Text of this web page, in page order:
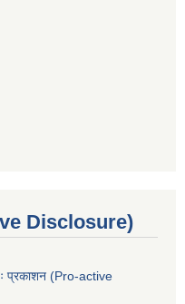
Disclosure)
प्रकाशन (Pro-active